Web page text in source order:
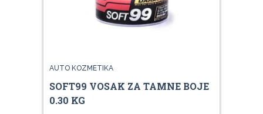
AUTO KOZMETIKA
SOFT99 VOSAK ZA TAMNE BOJE
0.30 KG